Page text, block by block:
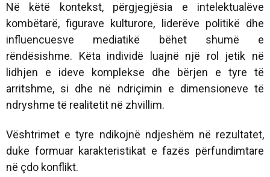
Në këtë kontekst, përgjegjësia e intelektualëve
kombëtarë, figurave kulturore, liderëve politikë dhe
influencuesve mediatikë bëhet shumë e
rëndësishme. Këta individë luajnë një rol jetik në
lidhjen e ideve komplekse dhe bërjen e tyre të
arritshme, si dhe në ndriçimin e dimensioneve të
ndryshme të realitetit në zhvillim.
Vështrimet e tyre ndikojnë ndjeshëm në rezultatet,
duke formuar karakteristikat e fazës përfundimtare
në çdo konflikt.